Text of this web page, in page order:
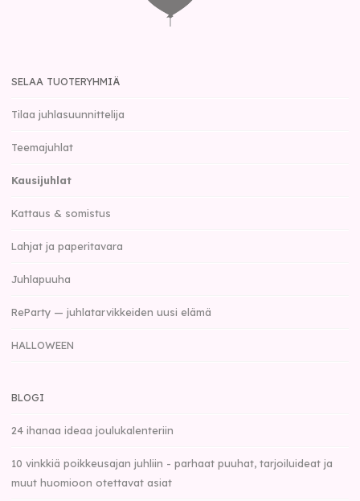
SELAA TUOTERYHMIÄ
Tilaa juhlasuunnittelija
Teemajuhlat
Kausijuhlat
Kattaus & somistus
Lahjat ja paperitavara
Juhlapuuha
ReParty — juhlatarvikkeiden uusi elämä
HALLOWEEN
BLOGI
24 ihanaa ideaa joulukalenteriin
10 vinkkiä poikkeusajan juhliin - parhaat puuhat, tarjoiluideat ja
muut huomioon otettavat asiat